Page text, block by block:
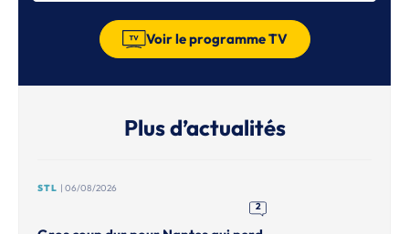
Voir le programme TV
Plus d’actualités
STL | 06/08/2026
2